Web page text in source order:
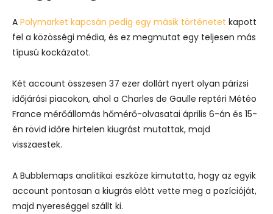
A Polymarket kapcsán pedig egy másik történetet kapott
fel a közösségi média, és ez megmutat egy teljesen más
típusú kockázatot.
Két account összesen 37 ezer dollárt nyert olyan párizsi
időjárási piacokon, ahol a Charles de Gaulle reptéri Météo
France mérőállomás hőmérő-olvasatai április 6-án és 15-
én rövid időre hirtelen kiugrást mutattak, majd
visszaestek.
A Bubblemaps analitikai eszköze kimutatta, hogy az egyik
account pontosan a kiugrás előtt vette meg a pozícióját,
majd nyereséggel szállt ki.